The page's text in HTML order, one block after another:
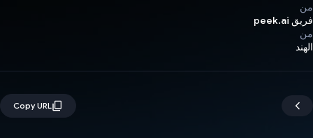
من
فريق peek.ai
من
الهند